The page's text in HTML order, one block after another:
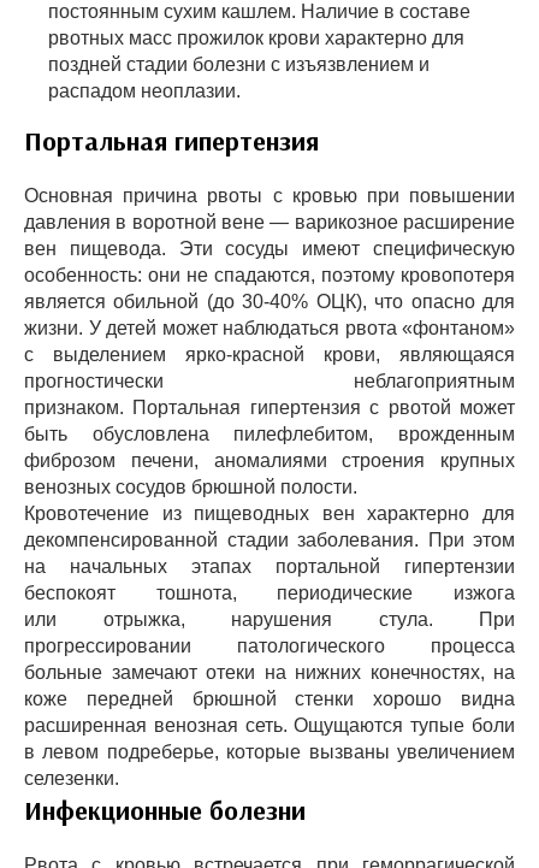
постоянным сухим кашлем. Наличие в составе
рвотных масс прожилок крови характерно для
поздней стадии болезни с изъязвлением и
распадом неоплазии.
Портальная гипертензия
Основная причина рвоты с кровью при повышении
давления в воротной вене — варикозное расширение
вен пищевода. Эти сосуды имеют специфическую
особенность: они не спадаются, поэтому кровопотеря
является обильной (до 30-40% ОЦК), что опасно для
жизни. У детей может наблюдаться рвота «фонтаном»
с выделением ярко-красной крови, являющаяся
прогностически неблагоприятным
признаком. Портальная гипертензия с рвотой может
быть обусловлена пилефлебитом, врожденным
фиброзом печени, аномалиями строения крупных
венозных сосудов брюшной полости.
Кровотечение из пищеводных вен характерно для
декомпенсированной стадии заболевания. При этом
на начальных этапах портальной гипертензии
беспокоят тошнота, периодические изжога
или отрыжка, нарушения стула. При
прогрессировании патологического процесса
больные замечают отеки на нижних конечностях, на
коже передней брюшной стенки хорошо видна
расширенная венозная сеть. Ощущаются тупые боли
в левом подреберье, которые вызваны увеличением
селезенки.
Инфекционные болезни